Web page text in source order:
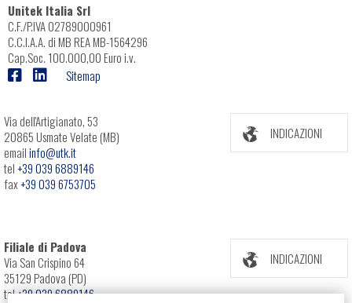
Unitek Italia Srl
C.F./P.IVA 02789000961
C.C.I.A.A. di MB REA MB-1564296
Cap.Soc. 100.000,00 Euro i.v.
Sitemap
Via dell'Artigianato, 53
20865 Usmate Velate (MB)
emailinfo@utk.it
tel+39 039 6889146
fax+39 039 6753705
INDICAZIONI
Filiale di Padova
Via San Crispino 64
35129 Padova (PD)
tel+39 039 6889146
INDICAZIONI